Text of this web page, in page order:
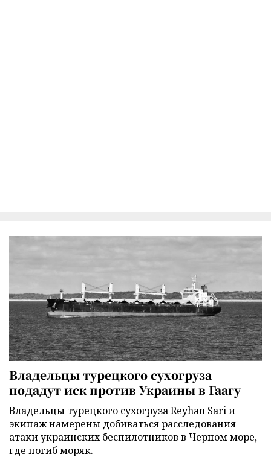
Владельцы турецкого сухогруза
подадут иск против Украины в Гаагу
Владельцы турецкого сухогруза Reyhan Sari и
экипаж намерены добиваться расследования
атаки украинских беспилотников в Черном море,
где погиб моряк.